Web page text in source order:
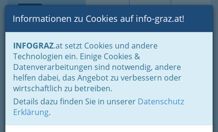
Suche Login Toggle
Informationen zu Cookies auf info-graz.at!
INFOGRAZ.at setzt Cookies und andere
Technologien ein. Einige Cookies &
Datenverarbeitungen sind notwendig, andere
helfen dabei, das Angebot zu verbessern oder
wirtschaftlich zu betreiben.
Details dazu finden Sie in unserer Datenschutz
Erklärung.
Home Lifestyle
Feste feiern
Der schönste Tag im Leben für viele
Planung erspart Ärger und Stress vor dem Heiraten
Hochzeitsreise
ARAC GmbH - Europcar
Kärntner Straße 20, 8020 Graz
+43 1 866 16 81
+43 662 9398 8199